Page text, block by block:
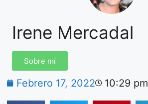
Irene Mercadal
Sobre mí
Febrero 17, 2022 10:29 pm